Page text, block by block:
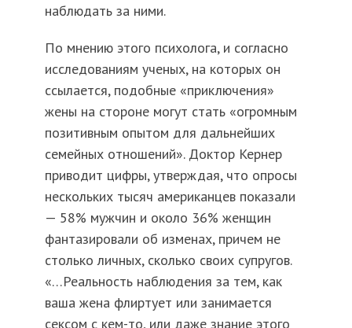
наблюдать за ними.
По мнению этого психолога, и согласно
исследованиям ученых, на которых он
ссылается, подобные «приключения»
жены на стороне могут стать «огромным
позитивным опытом для дальнейших
семейных отношений». Доктор Кернер
приводит цифры, утверждая, что опросы
нескольких тысяч американцев показали
— 58% мужчин и около 36% женщин
фантазировали об изменах, причем не
столько личных, сколько своих супругов.
«…Реальность наблюдения за тем, как
ваша жена флиртует или занимается
сексом с кем-то, или даже знание этого